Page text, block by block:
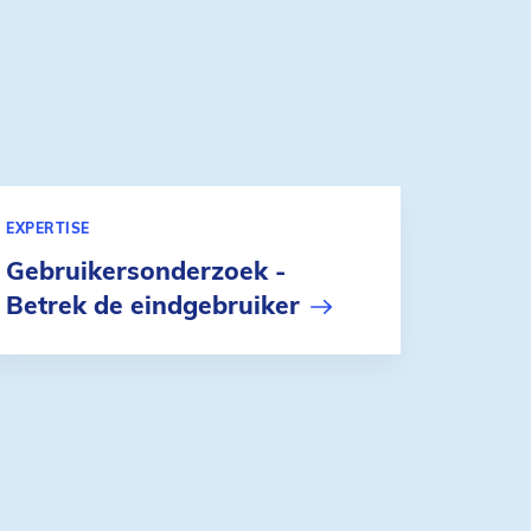
Gebruikersonderzoek -
Betrek de eindgebruiker
EXPERTISE